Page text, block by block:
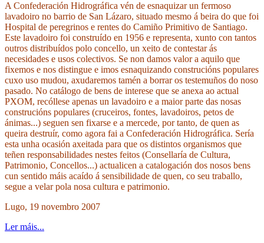
A Confederación Hidrográfica vén de esnaquizar un fermoso
lavadoiro no barrio de San Lázaro, situado mesmo á beira do que foi
Hospital de peregrinos e rentes do Camiño Primitivo de Santiago.
Este lavadoiro foi construído en 1956 e representa, xunto con tantos
outros distribuídos polo concello, un xeito de contestar ás
necesidades e usos colectivos. Se non damos valor a aquilo que
fixemos e nos distingue e imos esnaquizando construcións populares
cuxo uso mudou, axudaremos tamén a borrar os testemuños do noso
pasado. No catálogo de bens de interese que se anexa ao actual
PXOM, recóllese apenas un lavadoiro e a maior parte das nosas
construcións populares (cruceiros, fontes, lavadoiros, petos de
ánimas...) seguen sen fixarse e a mercede, por tanto, de quen as
queira destruír, como agora fai a Confederación Hidrográfica. Sería
esta unha ocasión axeitada para que os distintos organismos que
teñen responsabilidades nestes feitos (Consellaría de Cultura,
Patrimonio, Concellos...) actualicen a catalogación dos nosos bens
cun sentido máis acaído á sensibilidade de quen, co seu traballo,
segue a velar pola nosa cultura e patrimonio.
Lugo, 19 novembro 2007
Ler máis...